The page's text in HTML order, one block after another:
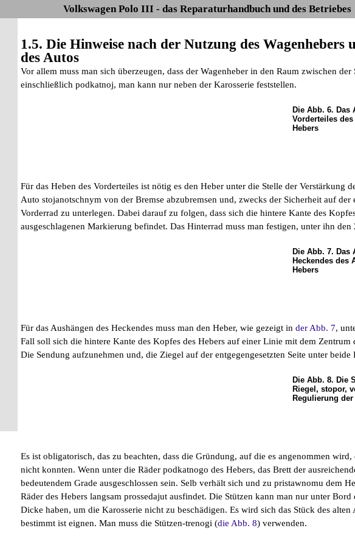
Volkswagen Polo III - das Reparaturhandbuch und des Betriebes
1.5. Die Hinweise nach der Nutzung des
des Autos
Vor allem muss man sich überzeugen, dass der Wagenheber in den Raum zwischen
einschließlich podkatnoj, man kann nur neben der Karosserie feststellen.
Die Abb. 6. Das
Vorderteiles
Hebers
Für das Heben des Vorderteiles ist nötig es den Heber unter die Stelle der Verstärkung
Auto stojanotschnym von der Bremse abzubremsen und, zwecks der Sicherheit auf
Vorderrad zu unterlegen. Dabei darauf zu folgen, dass sich die hintere Kante des
ausgeschlagenen Markierung befindet. Das Hinterrad muss man festigen, unter ihn
Die Abb. 7. Das
Heckendes des
Hebers
Für das Aushängen des Heckendes muss man den Heber, wie gezeigt in der Abb. 7,
Fall soll sich die hintere Kante des Kopfes des Hebers auf einer Linie mit dem
Die Sendung aufzunehmen und, die Ziegel auf der entgegengesetzten Seite unter beide
Die Abb. 8. Die
Riegel, stopor,
Regulierung der
Es ist obligatorisch, das zu beachten, dass die Gründung, auf die es angenommen
nicht konnten. Wenn unter die Räder podkatnogo des Hebers, das Brett der
bedeutendem Grade ausgeschlossen sein. Selb verhält sich und zu pristawnomu dem
Räder des Hebers langsam prossedajut ausfindet. Die Stützen kann man nur unter
Dicke haben, um die Karosserie nicht zu beschädigen. Es wird sich das Stück des
bestimmt ist eignen. Man muss die Stützen-trenogi (die Abb. 8) verwenden.